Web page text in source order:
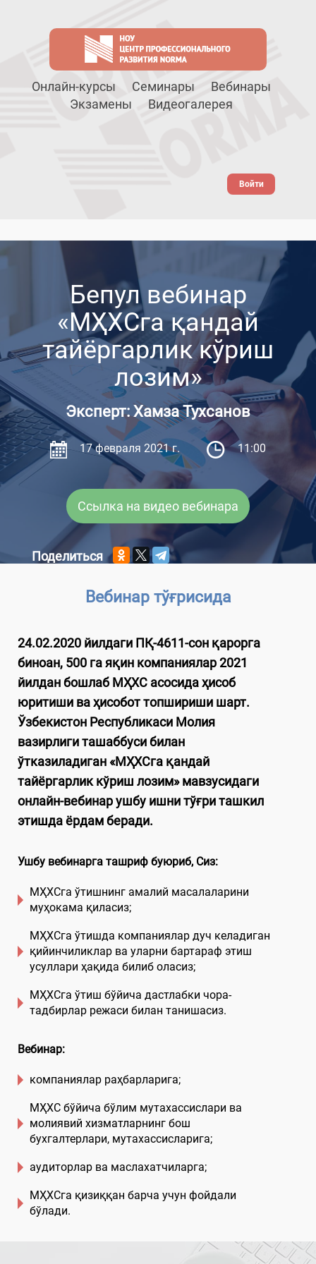
Онлайн-курсы Семинары
Вебинары
Экзамены
Видеогалерея
Войти
Бепул вебинар
«МҲХСга қандай
тайёргарлик кўриш
лозим»
Эксперт: Хамза Тухсанов
17 февраля 2021 г. 11:00
Ссылка на видео вебинара
Поделиться
Вебинар тўғрисида
24.02.2020 йилдаги ПҚ-4611-сон қарорга
биноан, 500 га яқин компаниялар 2021
йилдан бошлаб МҲХС асосида ҳисоб
юритиши ва ҳисобот топшириши шарт.
Ўзбекистон Республикаси Молия
вазирлиги ташаббуси билан
ўтказиладиган «МҲХСга қандай
тайёргарлик кўриш лозим» мавзусидаги
онлайн-вебинар ушбу ишни тўғри ташкил
этишда ёрдам беради.
Ушбу вебинарга ташриф буюриб, Сиз:
МҲХСга ўтишнинг амалий масалаларини
муҳокама қиласиз;
МҲХСга ўтишда компаниялар дуч келадиган
қийинчиликлар ва уларни бартараф этиш
усуллари ҳақида билиб оласиз;
МҲХСга ўтиш бўйича дастлабки чора-
тадбирлар режаси билан танишасиз.
Вебинар:
компаниялар раҳбарларига;
МҲХС бўйича бўлим мутахассислари ва
молиявий хизматларнинг бош
бухгалтерлари, мутахассисларига;
аудиторлар ва маслахатчиларга;
МҲХСга қизиққан барча учун фойдали
бўлади.